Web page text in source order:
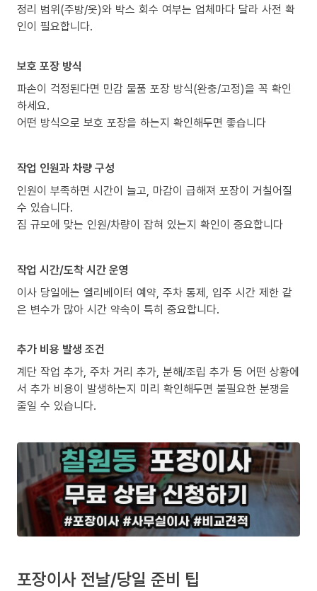
정리 범위(주방/옷)와 박스 회수 여부는 업체마다 달라 사전 확
인이 필요합니다.
보호 포장 방식
파손이 걱정된다면 민감 물품 포장 방식(완충/고정)을 꼭 확인
하세요.
어떤 방식으로 보호 포장을 하는지 확인해두면 좋습니다
작업 인원과 차량 구성
인원이 부족하면 시간이 늘고, 마감이 급해져 포장이 거칠어질
수 있습니다.
짐 규모에 맞는 인원/차량이 잡혀 있는지 확인이 중요합니다
작업 시간/도착 시간 운영
이사 당일에는 엘리베이터 예약, 주차 통제, 입주 시간 제한 같
은 변수가 많아 시간 약속이 특히 중요합니다.
추가 비용 발생 조건
계단 작업 추가, 주차 거리 추가, 분해/조립 추가 등 어떤 상황에
서 추가 비용이 발생하는지 미리 확인해두면 불필요한 분쟁을
줄일 수 있습니다.
포장이사 전날/당일 준비 팁